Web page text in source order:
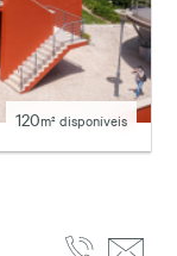
120m² disponíveis